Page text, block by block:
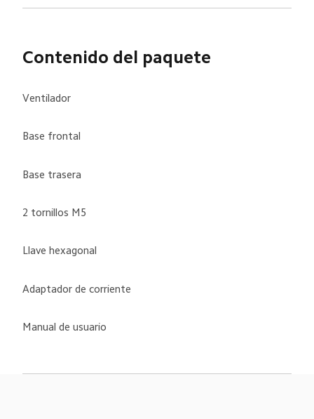
Contenido del paquete
Ventilador
Base frontal
Base trasera
2 tornillos M5
Llave hexagonal
Adaptador de corriente
Manual de usuario